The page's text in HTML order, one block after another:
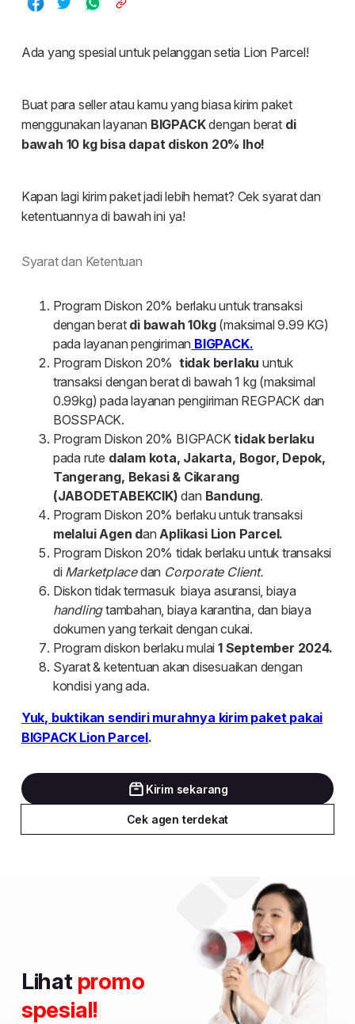
Tentang kami
Karir
Indonesia
English
Dashboard pengiriman
Daftar
Syarat dan Ketentuan
Kirim sekarang
Cek agen terdekat
Lihat promo
spesial!